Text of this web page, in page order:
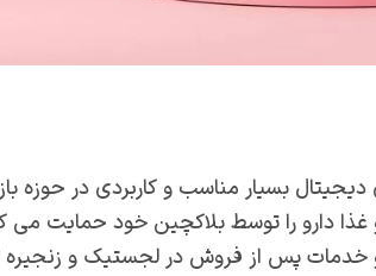
بسیار مناسب و کاربردی در حوزه
دارو را توسط بلاکچین خود حمایت می‌
خدمات پس از فروش در لجستیک و زنجیره